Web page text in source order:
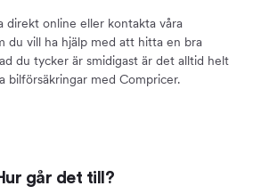
direkt online eller kontakta våra
du vill ha hjälp med att hitta en bra
du tycker är smidigast är det alltid helt
bilförsäkringar med Compricer.
går det till?